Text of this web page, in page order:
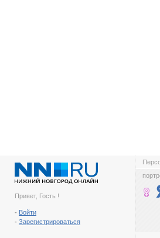
Привет, Гость !
- Войти
- Зарегистрироваться